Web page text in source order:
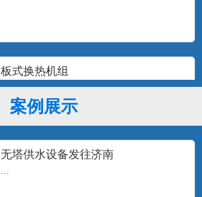
板式换热机组
...
无塔供水器
山东无塔供水设备，沧州无塔供水设备,邢
案例展示
无塔供水设备发往济南
...